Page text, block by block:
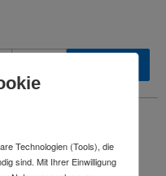
Technologien (Tools), die
sind. Mit Ihrer Einwilligung